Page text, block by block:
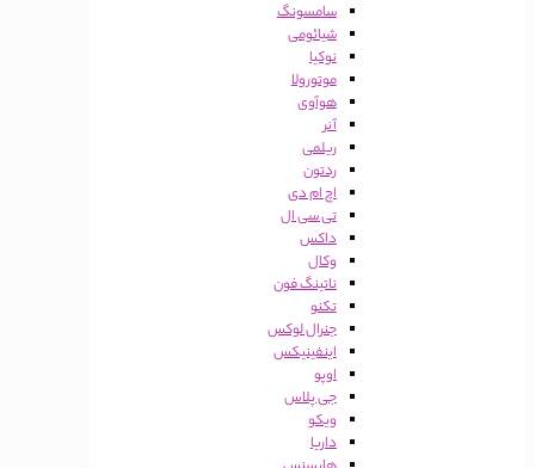
سامسونگ
شیائومی
نوکیا
موتورولا
هوآوی
آنر
ریلمی
ردتون
اچ ام دی
تی سی ال
داکس
وکال
ناتینگ فون
تکنو
جنرال لوکس
اینفینیکس
اوپو
جی پلاس
ویکو
داریا